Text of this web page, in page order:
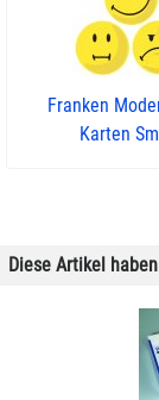
Franken
Karten
Diese Artikel